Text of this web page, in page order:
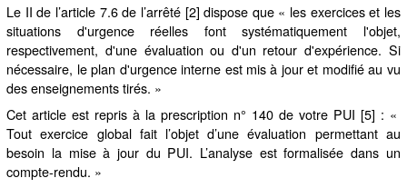
Le II de l’article 7.6 de l’arrêté [2] dispose que « les exercices et les
situations d'urgence réelles font systématiquement l'objet,
respectivement, d'une évaluation ou d'un retour d'expérience. Si
nécessaire, le plan d'urgence interne est mis à jour et modifié au vu
des enseignements tirés. »
Cet article est repris à la prescription n° 140 de votre PUI [5] : «
Tout exercice global fait l’objet d’une évaluation permettant au
besoin la mise à jour du PUI. L’analyse est formalisée dans un
compte-rendu. »